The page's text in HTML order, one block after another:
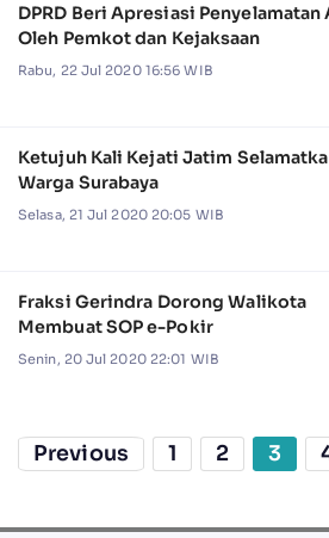
DPRD Beri Apresiasi Penyelamatan
Oleh Pemkot dan Kejaksaan
Rabu, 22 Jul 2020 16:56 WIB
Ketujuh Kali Kejati Jatim
Warga Surabaya
Selasa, 21 Jul 2020 20:05 WIB
Fraksi Gerindra Dorong Walikota
Membuat SOP e-Pokir
Senin, 20 Jul 2020 22:01 WIB
Previous 1 2 3